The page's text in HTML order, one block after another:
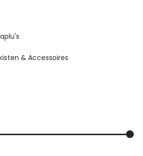
& Accessoires